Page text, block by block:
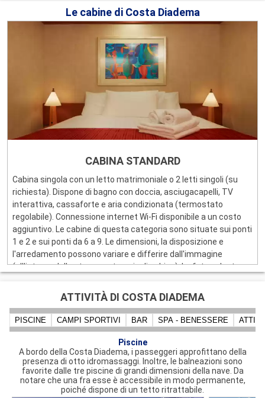
Le cabine di Costa Diadema
CABINA STANDARD
Cabina singola con un letto matrimoniale o 2 letti singoli (su
richiesta). Dispone di bagno con doccia, asciugacapelli, TV
interattiva, cassaforte e aria condizionata (termostato
regolabile). Connessione internet Wi-Fi disponibile a un costo
aggiuntivo. Le cabine di questa categoria sono situate sui ponti
1 e 2 e sui ponti da 6 a 9. Le dimensioni, la disposizione e
l'arredamento possono variare e differire dall'immagine
(all'interno della stessa categoria di cabina). La foto a destra
ATTIVITÀ DI COSTA DIADEMA
PISCINE CAMPI SPORTIVI BAR SPA - BENESSERE
Piscine
A bordo della Costa Diadema, i passeggeri approfittano della
presenza di otto idromassaggi. Inoltre, le balneazioni sono
favorite dalle tre piscine di grandi dimensioni della nave. Da
notare che una fra esse è accessibile in modo permanente,
poiché dispone di un tetto ritrattabile.